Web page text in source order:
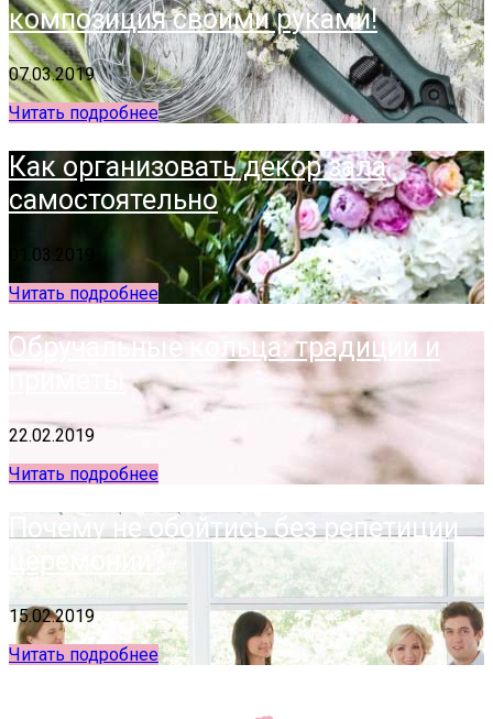
композиция своими руками!
07.03.2019
Читать подробнее
Как организовать декор зала
самостоятельно
01.03.2019
Читать подробнее
Обручальные кольца: традиции и
приметы
22.02.2019
Читать подробнее
Почему не обойтись без репетиции
церемонии?
15.02.2019
Читать подробнее